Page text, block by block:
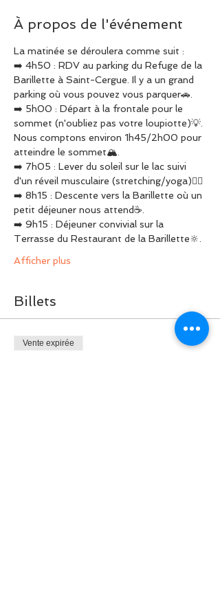
À propos de l'événement
La matinée se déroulera comme suit :
➡️ 4h50 : RDV au parking du Refuge de la
Barillette à Saint-Cergue. Il y a un grand
parking où vous pouvez vous parquer🚗.
➡️ 5h00 : Départ à la frontale pour le
sommet (n'oubliez pas votre loupiotte)💡.
Nous comptons environ 1h45/2h00 pour
atteindre le sommet🏔.
➡️ 7h05 : Lever du soleil sur le lac suivi
d'un réveil musculaire (stretching/yoga)🧘‍♀️
➡️ 8h15 : Descente vers la Barillette où un
petit déjeuner nous attend☕️.
➡️ 9h15 : Déjeuner convivial sur la
Terrasse du Restaurant de la Barillette🔆.
Afficher plus
Billets
Vente expirée